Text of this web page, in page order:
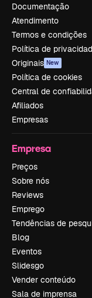
Documentação
Atendimento
Termos e condições
Política de
Originais New
Política de cookies
Central de
Afiliados
Empresas
Empresa
Preços
Sobre nós
Reviews
Emprego
Tendências de
Blog
Eventos
Slidesgo
Vender conteúdo
Sala de imprensa